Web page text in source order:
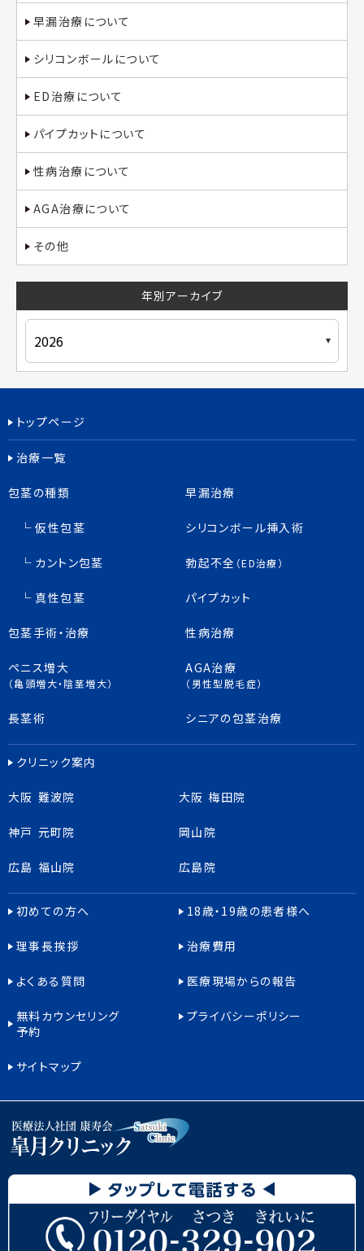
早漏治療について
シリコンボールについて
ED治療について
パイプカットについて
性病治療について
AGA治療について
その他
年別アーカイブ
トップページ
治療一覧
包茎の種類
仮性包茎
カントン包茎
真性包茎
包茎手術・治療
ペニス増大
（亀頭増大・陰茎増大）
長茎術
早漏治療
シリコンボール挿入術
勃起不全 （ED治療）
パイプカット
性病治療
AGA治療
（男性型脱毛症）
シニアの包茎治療
クリニック案内
大阪 難波院 大阪 梅田院
神戸 元町院 岡山院
広島 福山院 広島院
初めての方へ 18歳・19歳の患者様へ
理事長挨拶 治療費用
よくある質問 医療現場からの報告
無料カウンセリング
予約
プライバシーポリシー
サイトマップ